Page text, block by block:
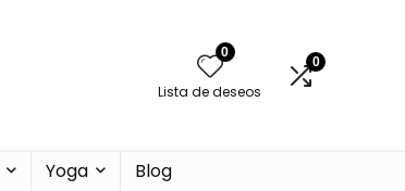
0
Lista de deseos
0
Yoga Blog